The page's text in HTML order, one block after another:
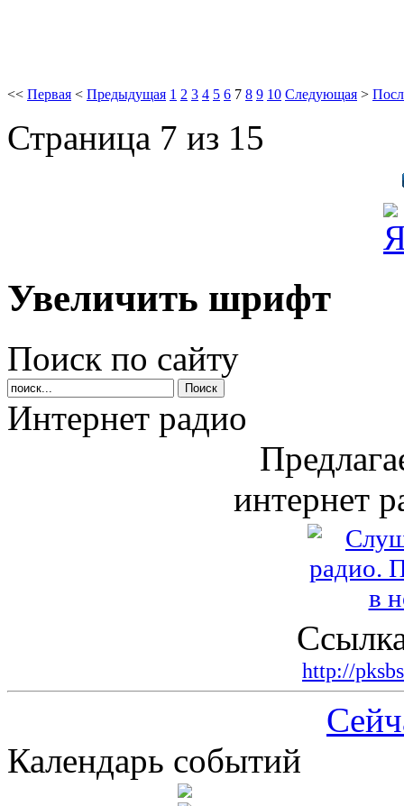
<< Первая < Предыдущая 1 2 3 4 5 6 7 8 9 10 Следующая >
Страница 7 из 15
Увеличить шрифт
Поиск по сайту
Интернет радио
интернет
http://
Календарь событий